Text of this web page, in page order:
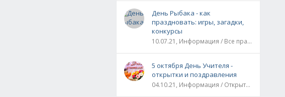
День Рыбака - как
праздновать: игры, загадки,
конкурсы
10.07.21, Информация / Все праздники
5 октября День Учителя -
открытки и поздравления
04.10.21, Информация / Открытки / Все праздники